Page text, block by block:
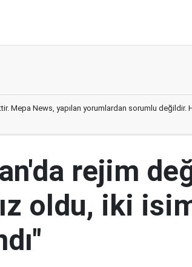
Mepa News, yapılan yorumlardan sorumlu değildir.
rejim
oldu, iki